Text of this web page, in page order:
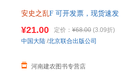
安史之乱F 可开发票，现货速发
¥21.00 定价： ¥68.00 (3.09折)
河南建农图书专营店
中国大陆 /北京联合出版公司